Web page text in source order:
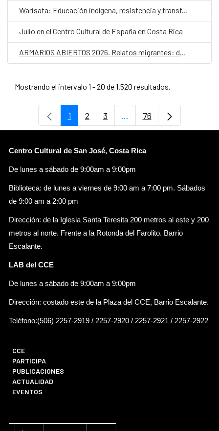
Warisata: Educación indígena, resistencia y transformación social
Julio en el Centro Cultural de España en Costa Rica
Mostrando el intervalo 1 - 20 de 1.520 resultados.
Página
1 Página
2 Página
3 ...Páginas intermedias
Página
76
Centro Cultural de San José, Costa Rica
De lunes a sábado de 9:00am a 9:00pm
Biblioteca: de lunes a viernes de 9:00 am a 7:00 pm. Sábados
de 9:00 am a 2:00 pm
Dirección: de la Iglesia Santa Teresita 200 metros al este y 200
metros al norte. Frente a la Rotonda del Farolito. Barrio
Escalante.
LAB del CCE
De lunes a sábado de 9:00am a 9:00pm
Dirección: costado este de la Plaza del CCE, Barrio Escalante.
Teléfono:(506) 2257-2919 / 2257-2920 / 2257-2921 / 2257-2922
CCE
PARTICIPA
PUBLICACIONES
ACTUALIDAD
EVENTOS